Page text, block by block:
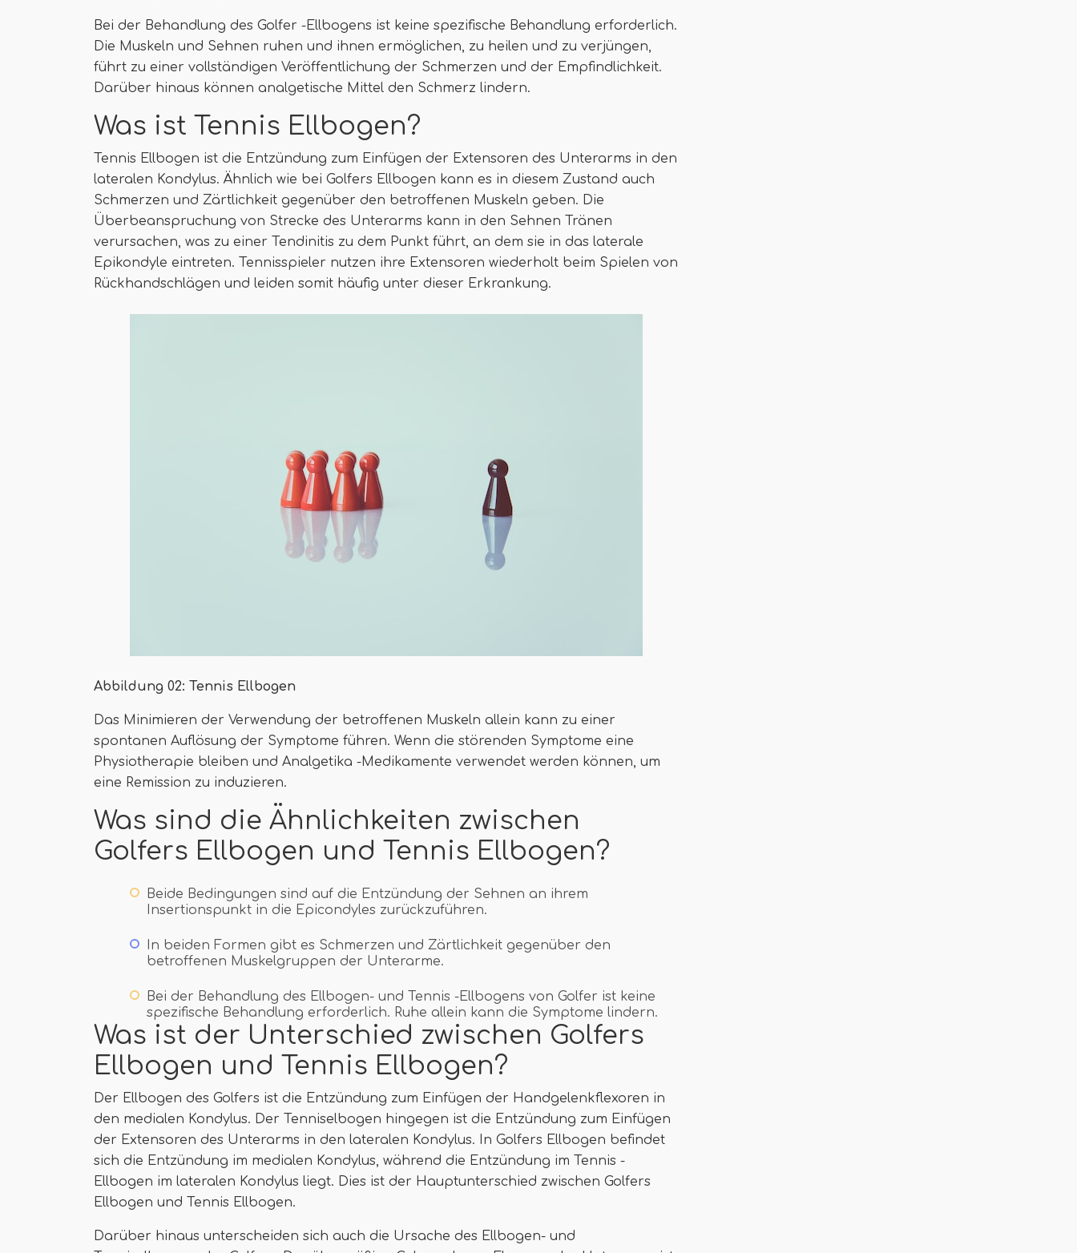
Bei der Behandlung des Golfer -Ellbogens ist keine spezifische Behandlung erforderlich.
Die Muskeln und Sehnen ruhen und ihnen ermöglichen, zu heilen und zu verjüngen,
führt zu einer vollständigen Veröffentlichung der Schmerzen und der Empfindlichkeit.
Darüber hinaus können analgetische Mittel den Schmerz lindern.
Was ist Tennis Ellbogen?
Tennis Ellbogen ist die Entzündung zum Einfügen der Extensoren des Unterarms in den
lateralen Kondylus. Ähnlich wie bei Golfers Ellbogen kann es in diesem Zustand auch
Schmerzen und Zärtlichkeit gegenüber den betroffenen Muskeln geben. Die
Überbeanspruchung von Strecke des Unterarms kann in den Sehnen Tränen
verursachen, was zu einer Tendinitis zu dem Punkt führt, an dem sie in das laterale
Epikondyle eintreten. Tennisspieler nutzen ihre Extensoren wiederholt beim Spielen von
Rückhandschlägen und leiden somit häufig unter dieser Erkrankung.
Abbildung 02: Tennis Ellbogen
Das Minimieren der Verwendung der betroffenen Muskeln allein kann zu einer
spontanen Auflösung der Symptome führen. Wenn die störenden Symptome eine
Physiotherapie bleiben und Analgetika -Medikamente verwendet werden können, um
eine Remission zu induzieren.
Was sind die Ähnlichkeiten zwischen
Golfers Ellbogen und Tennis Ellbogen?
Beide Bedingungen sind auf die Entzündung der Sehnen an ihrem
Insertionspunkt in die Epicondyles zurückzuführen.
In beiden Formen gibt es Schmerzen und Zärtlichkeit gegenüber den
betroffenen Muskelgruppen der Unterarme.
Bei der Behandlung des Ellbogen- und Tennis -Ellbogens von Golfer ist keine
spezifische Behandlung erforderlich. Ruhe allein kann die Symptome lindern.
Was ist der Unterschied zwischen Golfers
Ellbogen und Tennis Ellbogen?
Der Ellbogen des Golfers ist die Entzündung zum Einfügen der Handgelenkflexoren in
den medialen Kondylus. Der Tenniselbogen hingegen ist die Entzündung zum Einfügen
der Extensoren des Unterarms in den lateralen Kondylus. In Golfers Ellbogen befindet
sich die Entzündung im medialen Kondylus, während die Entzündung im Tennis -
Ellbogen im lateralen Kondylus liegt. Dies ist der Hauptunterschied zwischen Golfers
Ellbogen und Tennis Ellbogen.
Darüber hinaus unterscheiden sich auch die Ursache des Ellbogen- und